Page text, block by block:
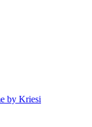
by Kriesi